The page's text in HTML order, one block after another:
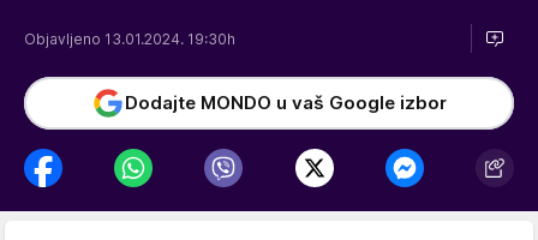
Objavljeno 13.01.2024. 19:30h
Dodajte MONDO u vaš Google izbor